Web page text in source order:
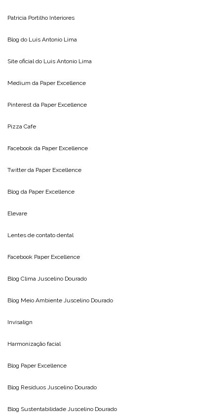
Patricia Portilho Interiores
Blog do Luis Antonio Lima
Site oficial do Luis Antonio Lima
Medium da Paper Excellence
Pinterest da Paper Excellence
Pizza Cafe
Facebook da Paper Excellence
Twitter da Paper Excellence
Blog da Paper Excellence
Elevare
Lentes de contato dental
Facebook Paper Excellence
Blog Clima Juscelino Dourado
Blog Meio Ambiente Juscelino Dourado
Invisalign
Harmonização facial
Blog Paper Excellence
Blog Resíduos Juscelino Dourado
Blog Sustentabilidade Juscelino Dourado